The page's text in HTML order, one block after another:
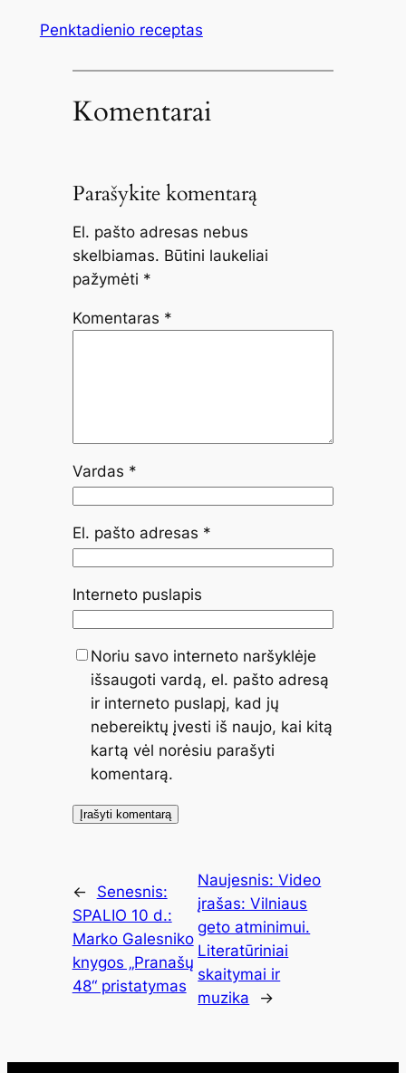
Penktadienio receptas
Komentarai
Parašykite komentarą
El. pašto adresas nebus
skelbiamas. Būtini laukeliai
pažymėti *
Komentaras *
Vardas *
El. pašto adresas *
Interneto puslapis
Noriu savo interneto naršyklėje
išsaugoti vardą, el. pašto adresą
ir interneto puslapį, kad jų
nebereiktų įvesti iš naujo, kai kitą
kartą vėl norėsiu parašyti
komentarą.
←
Senesnis:
SPALIO 10 d.:
Marko Galesniko
knygos „Pranašų
48“ pristatymas
Naujesnis:Video
įrašas: Vilniaus
geto atminimui.
Literatūriniai
skaitymai ir
muzika
→